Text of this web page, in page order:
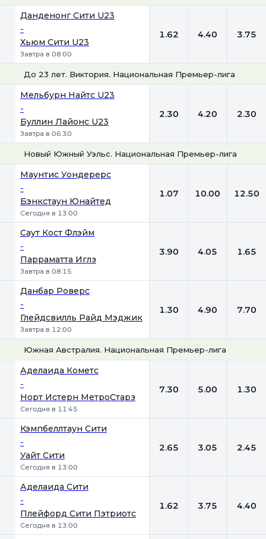
Данденонг Сити U23
-
Хьюм Сити U23
Завтра в 08:00
1.62 4.40 3.75
До 23 лет. Виктория. Национальная Премьер-лига 2
Мельбурн Найтс U23
-
Буллин Лайонс U23
Завтра в 06:30
2.30 4.20 2.30
Новый Южный Уэльс. Национальная Премьер-лига-3
Маунтис Уондерерс
-
Бэнкстаун Юнайтед
Сегодня в 13:00
1.07 10.00 12.50
Саут Кост Флэйм
-
Парраматта Иглз
Завтра в 08:15
3.90 4.05 1.65
Данбар Роверс
-
Глейдсвилль Райд Мэджик
Завтра в 12:00
1.30 4.90 7.70
Южная Австралия. Национальная Премьер-лига
Аделаида Кометс
-
Норт Истерн МетроСтарз
Сегодня в 11:45
7.30 5.00 1.30
Кэмпбеллтаун Сити
-
Уайт Сити
Сегодня в 13:00
2.65 3.05 2.45
Аделаида Сити
-
Плейфорд Сити Пэтриотс
Сегодня в 13:00
1.62 3.75 4.40